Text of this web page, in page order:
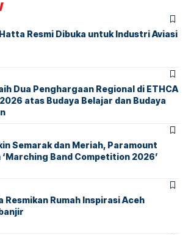
Resmi Dibuka untuk Industri Aviasi
Dua Penghargaan Regional di ETHCA
atas Budaya Belajar dan Budaya
Semarak dan Meriah, Paramount
Band Competition 2026’
Resmikan Rumah Inspirasi Aceh